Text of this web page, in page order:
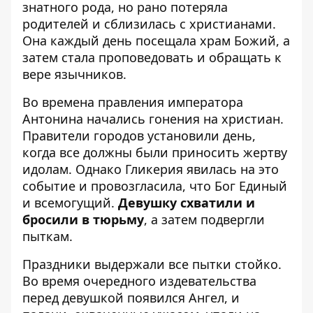
знатного рода, но рано потеряла
родителей и сблизилась с христианами.
Она каждый день посещала храм Божий, а
затем стала проповедовать и обращать к
вере язычников.
Во времена правления императора
Антонина начались гонения на христиан.
Правители городов установили день,
когда все должны были приносить жертву
идолам. Однако Гликерия явилась на это
событие и провозгласила, что Бог Единый
и всемогущий. Девушку схватили и
бросили в тюрьму, а затем подвергли
пыткам.
Праздники выдержали все пытки стойко.
Во время очередного издевательства
перед девушкой появился Ангел, и